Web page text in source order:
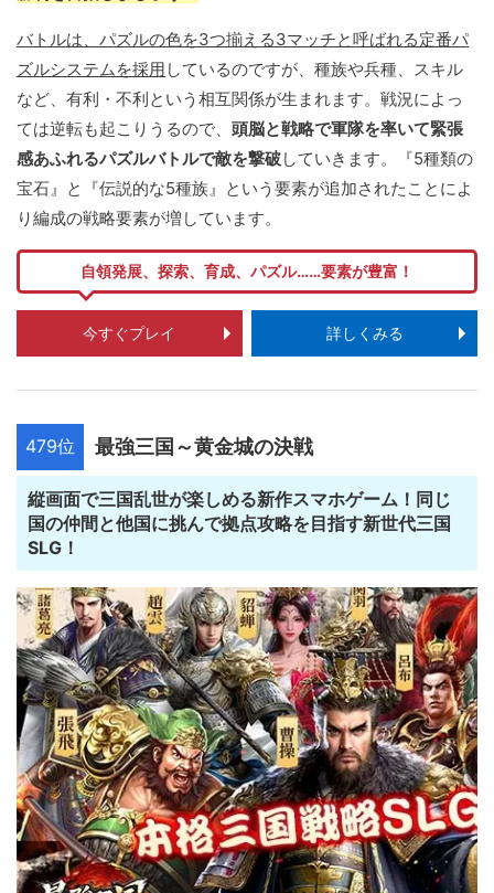
バトルは、パズルの色を3つ揃える3マッチと呼ばれる定番パ
ズルシステムを採用 しているのですが、種族や兵種、スキル
など、有利・不利という相互関係が生まれます。戦況によっ
ては逆転も起こりうるので、 頭脳と戦略で軍隊を率いて緊張
感あふれるパズルバトルで敵を撃破していきます。『5種類の
宝石』と『伝説的な5種族』という要素が追加されたことによ
り編成の戦略要素が増しています。
自領発展、探索、育成、パズル……要素が豊富！
今すぐプレイ 詳しくみる
479位 最強三国～黄金城の決戦
縦画面で三国乱世が楽しめる新作スマホゲーム！同じ
国の仲間と他国に挑んで拠点攻略を目指す新世代三国
SLG！